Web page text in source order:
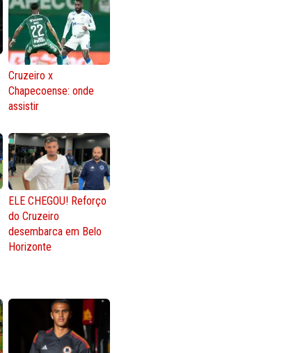
Cruzeiro x
Chapecoense: onde
assistir
ELE CHEGOU! Reforço
do Cruzeiro
desembarca em Belo
Horizonte